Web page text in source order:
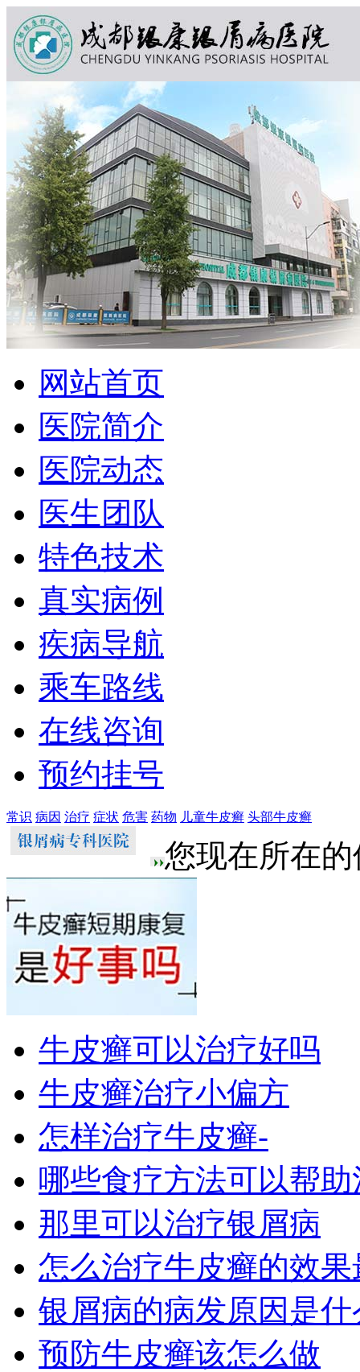
网站首页
医院简介
医院动态
医生团队
特色技术
真实病例
疾病导航
乘车路线
在线咨询
预约挂号
常识 病因 治疗 症状 危害 药物 儿童牛皮癣 头部牛皮癣
您现在所在
牛皮癣可以治疗好吗
牛皮癣治疗小偏方
怎样治疗牛皮癣-
哪些食疗方法可以帮助
那里可以治疗银屑病
怎么治疗牛皮癣的效果
银屑病的病发原因是什
预防牛皮癣该怎么做